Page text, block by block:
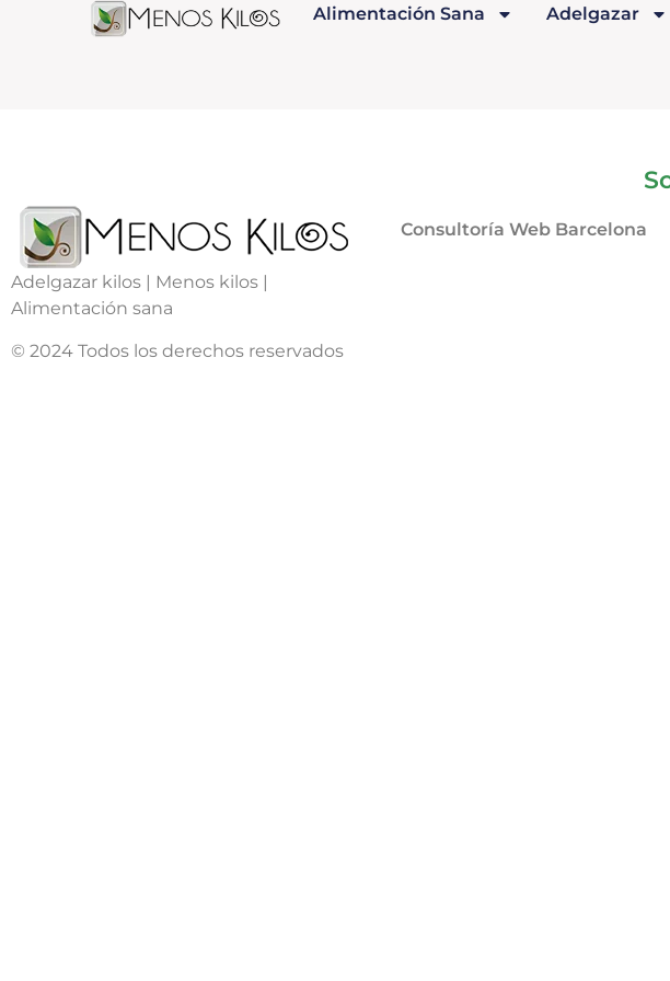
Alimentación Sana Adelgazar
Adelgazar kilos | Menos kilos |
Alimentación sana
© 2024 Todos los derechos reservados
Consultoría Web Barcelona